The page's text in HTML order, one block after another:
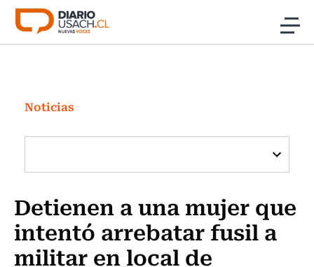
Click acá para ir directamente al contenido
Investigación
Cultura
Programas Radio y TV Usach
Noticias
Detienen a una mujer que
intentó arrebatar fusil a
militar en local de